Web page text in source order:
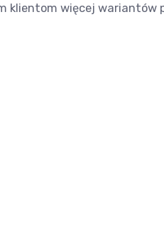
klientom więcej wariantów